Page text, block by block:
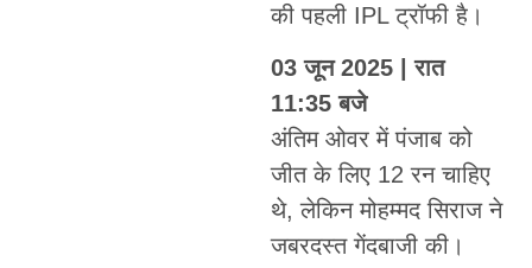
की पहली IPL ट्रॉफी है।
03 जून 2025 | रात
11:35 बजे
अंतिम ओवर में पंजाब को
जीत के लिए 12 रन चाहिए
थे, लेकिन मोहम्मद सिराज ने
जबरदस्त गेंदबाजी की।